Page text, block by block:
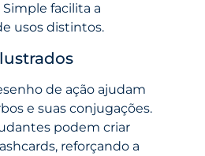
facilita a
usos distintos.
de ação ajudam
e suas conjugações.
podem criar
reforçando a